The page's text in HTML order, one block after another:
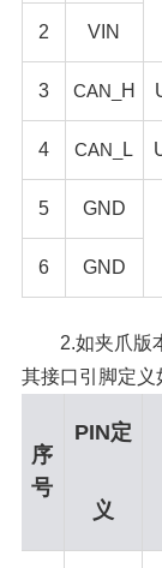
2 VIN
3 CAN_ H
4 CAN_ L
5
GND
6
GND
2.如夹爪版本
其接口引脚定义
序
号
PIN定
义